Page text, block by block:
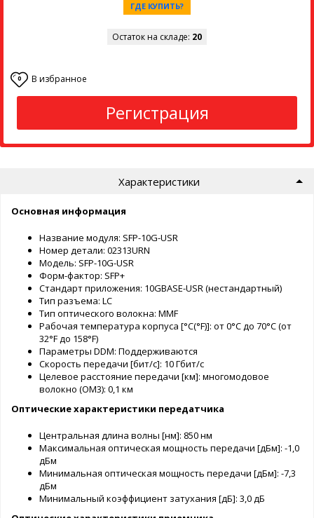
ГДЕ КУПИТЬ?
Остаток на складе: 20
0 В избранное
Регистрация
Характеристики
Основная информация
Название модуля: SFP-10G-USR
Номер детали: 02313URN
Модель: SFP-10G-USR
Форм-фактор: SFP+
Стандарт приложения: 10GBASE-USR (нестандартный)
Тип разъема: LC
Тип оптического волокна: MMF
Рабочая температура корпуса [°C(°F)]: от 0°C до 70°C (от
32°F до 158°F)
Параметры DDM: Поддерживаются
Скорость передачи [бит/с]: 10 Гбит/с
Целевое расстояние передачи [км]: многомодовое
волокно (OM3): 0,1 км
Оптические характеристики передатчика
Центральная длина волны [нм]: 850 нм
Максимальная оптическая мощность передачи [дБм]: -1,0
дБм
Минимальная оптическая мощность передачи [дБм]: -7,3
дБм
Минимальный коэффициент затухания [дБ]: 3,0 дБ